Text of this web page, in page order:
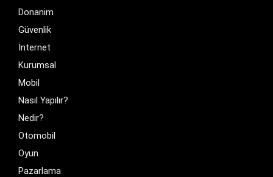
Donanim
Güvenlik
İnternet
Kurumsal
Mobil
Nasıl Yapılır?
Nedir?
Otomobil
Oyun
Pazarlama